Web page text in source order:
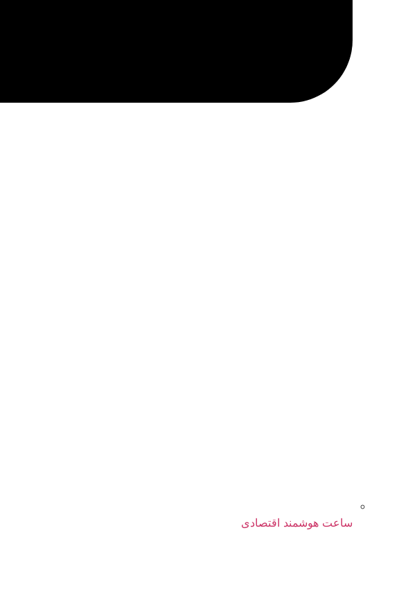
ساعت هوشمند اقتصادی